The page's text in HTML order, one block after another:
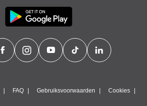
FAQ Gebruiksvoorwaarden Cookies